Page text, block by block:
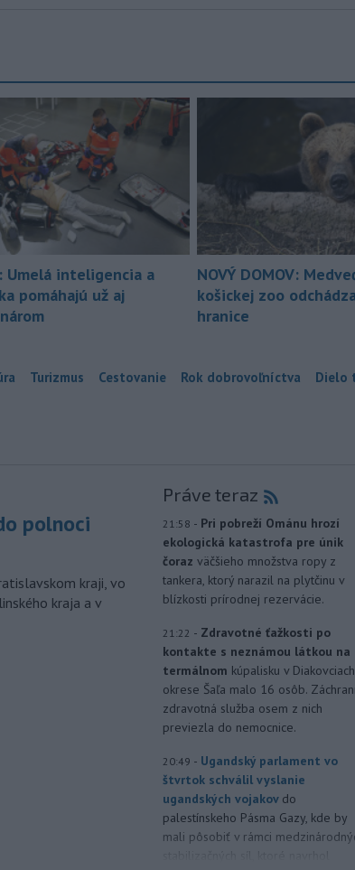
Umelá inteligencia a
pomáhajú už aj
NOVÝ DOMOV:
košickej zoo
hranice
Turizmus Cestovanie Rok dobrovoľníctva Dielo
polnoci
kraji, vo
kraja a v
Práve teraz
21:58 - Pri pobreží Ománu hrozí
ekologická katastrofa pre únik
čoraz väčšieho množstva ropy z
tankera, ktorý narazil na plytčinu v
blízkosti prírodnej rezervácie.
21:22 - Zdravotné ťažkosti po
kontakte s neznámou látkou na
termálnom kúpalisku v
okrese Šaľa malo 16 osôb.
zdravotná služba osem z nich
previezla do nemocnice.
20:49 - Ugandský parlament vo
štvrtok schválil vyslanie
ugandských vojakov do
palestínskeho Pásma Gazy, kde by
mali pôsobiť v rámci